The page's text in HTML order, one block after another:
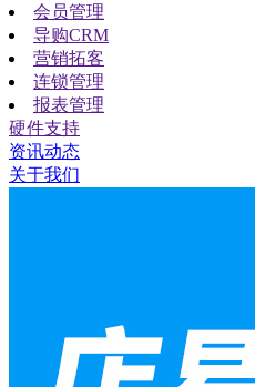
会员管理
导购CRM
营销拓客
连锁管理
报表管理
硬件支持
资讯动态
关于我们